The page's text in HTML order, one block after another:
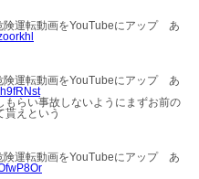
険運転動画をYouTubeにアップ あ
険運転動画をYouTubeにアップ あ
もらい事故しないようにまずお前の
貰えという
険運転動画をYouTubeにアップ あ